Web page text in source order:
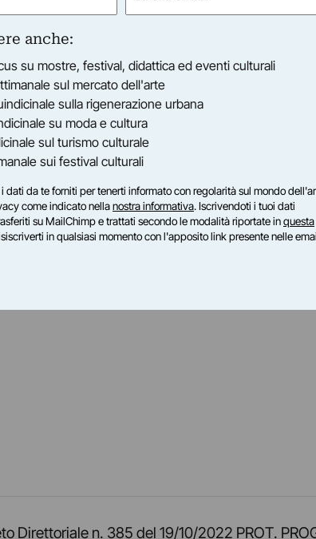
Direttoriale n. 385 del 19/10/2022 PROT.
anche:
su mostre, festival, didattica ed eventi culturali
sul mercato dell'arte
sulla rigenerazione urbana
su moda e cultura
sul turismo culturale
sui festival culturali
dati da te forniti per tenerti informato con regolarità sul mondo
come indicato nellanostra informativa. Iscrivendoti i tuoi dati
su MailChimp e trattati secondo le modalità riportate inquesta
in qualsiasi momento con l'apposito link presente nelle